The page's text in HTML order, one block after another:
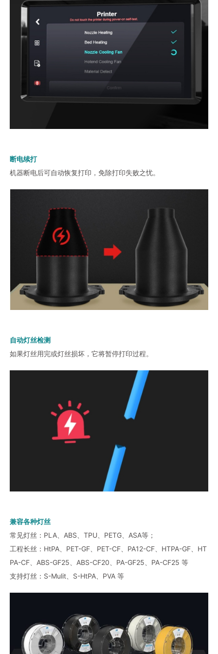
断电续打
机器断电后可自动恢复打印，免除打印失败之忧。
自动灯丝检测
如果灯丝用完或灯丝损坏，它将暂停打印过程。
兼容各种灯丝
常见灯丝：PLA、ABS、TPU、PETG、ASA等；
工程长丝：HtPA、PET-GF、PET-CF、PA12-CF、HTPA-GF、HT
PA-CF、ABS-GF25、ABS-CF20、PA-GF25、PA-CF25 等
支持灯丝：S-Mulit、S-HtPA、PVA 等